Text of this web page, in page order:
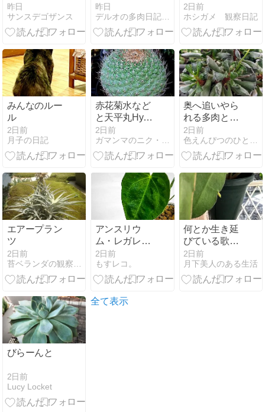
ガーデン 2026
年 8月②
昨日
サンスデゴザンス
ッド
昨日
デルオの多肉日記 - 楽天ブログ
5枚入(^ｑ^)
2日前
ホシガメ 観察日記
みんなのルー
ル
2日前
月子の日記
赤花菊水など
と天平丸Hyb
と軟質コピ
2日前
奥へ追いやら
れる多肉とビ
ザールプラン
ツと
2日前
エアープラン
ツ
2日前
アンスリウ
ム・レガレを
植え替えた
っ！！
2日前
もすレコ。
何とか生き延
びている歌麿
呂美人の花芽
2日前
月下美人のある生活
びらーんと
2日前
Lucy Locket
全て表示